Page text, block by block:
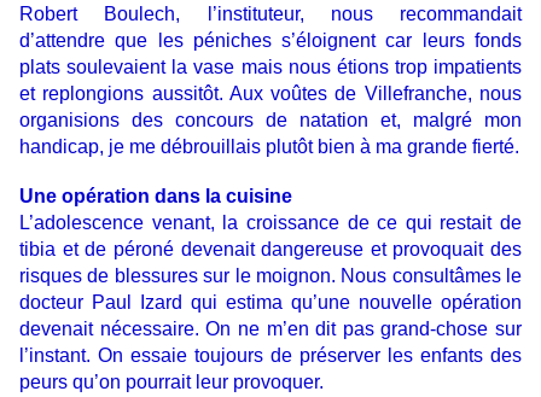
Robert Boulech, l’instituteur, nous recommandait
d’attendre que les péniches s’éloignent car leurs fonds
plats soulevaient la vase mais nous étions trop impatients
et replongions aussitôt. Aux voûtes de Villefranche, nous
organisions des concours de natation et, malgré mon
handicap, je me débrouillais plutôt bien à ma grande fierté.
Une opération dans la cuisine
L’adolescence venant, la croissance de ce qui restait de
tibia et de péroné devenait dangereuse et provoquait des
risques de blessures sur le moignon. Nous consultâmes le
docteur Paul Izard qui estima qu’une nouvelle opération
devenait nécessaire. On ne m’en dit pas grand-chose sur
l’instant. On essaie toujours de préserver les enfants des
peurs qu’on pourrait leur provoquer.